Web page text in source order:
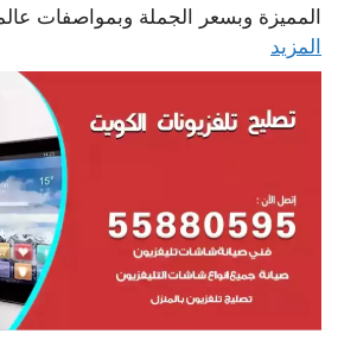
المميزة وبسعر الجملة وبمواصفات
المزيد